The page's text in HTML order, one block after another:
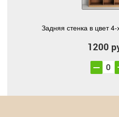
Задняя стенка в цвет
1200